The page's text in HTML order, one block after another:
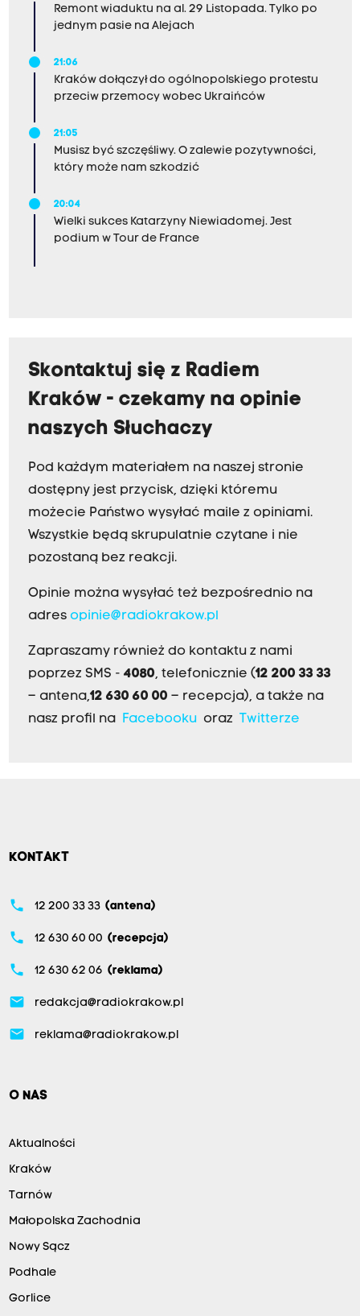
Remont wiaduktu na al. 29 Listopada. Tylko po
jednym pasie na Alejach
21:06
Kraków dołączył do ogólnopolskiego protestu
przeciw przemocy wobec Ukraińców
21:05
Musisz być szczęśliwy. O zalewie pozytywności,
który może nam szkodzić
20:04
Wielki sukces Katarzyny Niewiadomej. Jest
podium w Tour de France
Skontaktuj się z Radiem
Kraków - czekamy na opinie
naszych Słuchaczy
Pod każdym materiałem na naszej stronie
dostępny jest przycisk, dzięki któremu
możecie Państwo wysyłać maile z opiniami.
Wszystkie będą skrupulatnie czytane i nie
pozostaną bez reakcji.
Opinie można wysyłać też bezpośrednio na
adres opinie@radiokrakow.pl
Zapraszamy również do kontaktu z nami
poprzez SMS - 4080, telefonicznie (12 200 33 33
– antena,12 630 60 00 – recepcja), a także na
nasz profil na Facebookuoraz Twitterze
KONTAKT
phone 12 200 33 33 (antena)
phone 12 630 60 00 (recepcja)
phone 12 630 62 06 (reklama)
email redakcja@radiokrakow.pl
email reklama@radiokrakow.pl
O NAS
Aktualności
Kraków
Tarnów
Małopolska Zachodnia
Nowy Sącz
Podhale
Gorlice